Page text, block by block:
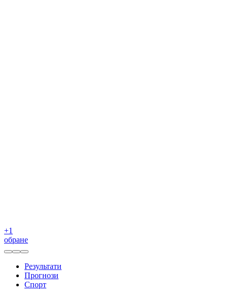
+1
обране
Результати
Прогнози
Спорт